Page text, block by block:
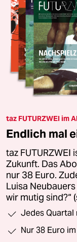
taz FUTURZWEI im
Endlich mal
taz FUTURZWEI
Zukunft. Das
nur 38 Euro.
Luisa
wir mutig sind?“
Jedes Quartal
Nur 38 Euro